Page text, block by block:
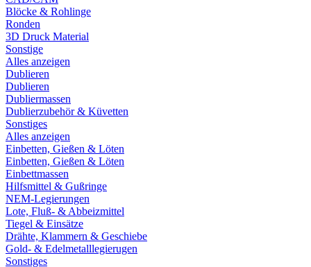
Blöcke & Rohlinge
Ronden
3D Druck Material
Sonstige
Alles anzeigen
Dublieren
Dublieren
Dubliermassen
Dublierzubehör & Küvetten
Sonstiges
Alles anzeigen
Einbetten, Gießen & Löten
Einbetten, Gießen & Löten
Einbettmassen
Hilfsmittel & Gußringe
NEM-Legierungen
Lote, Fluß- & Abbeizmittel
Tiegel & Einsätze
Drähte, Klammern & Geschiebe
Gold- & Edelmetalllegierugen
Sonstiges